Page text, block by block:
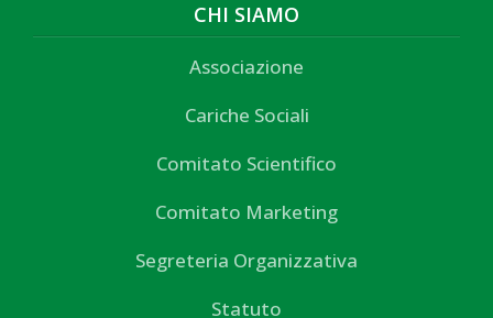
CHI SIAMO
Associazione
Cariche Sociali
Comitato Scientifico
Comitato Marketing
Segreteria Organizzativa
Statuto